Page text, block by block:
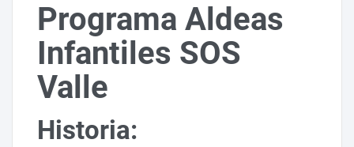
Programa Aldeas
Infantiles SOS
Valle
Historia: